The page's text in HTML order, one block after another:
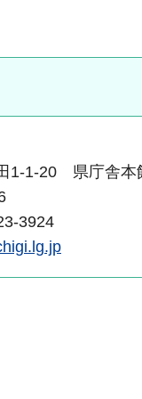
1-1-20 県庁舎本
3924